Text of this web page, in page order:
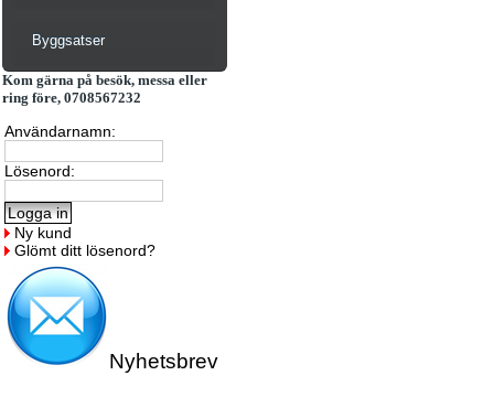
Byggsatser
Kom gärna på besök, messa eller
ring före, 0708567232
Användarnamn:
Lösenord:
Ny kund
Glömt ditt lösenord?
Nyhetsbrev